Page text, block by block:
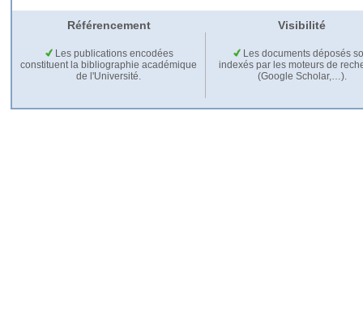
Référencement Visibilité
Les publications encodées
constituent la bibliographie académique
de l'Université.
Les documents déposés
indexés par les moteurs de
(Google Scholar,…).